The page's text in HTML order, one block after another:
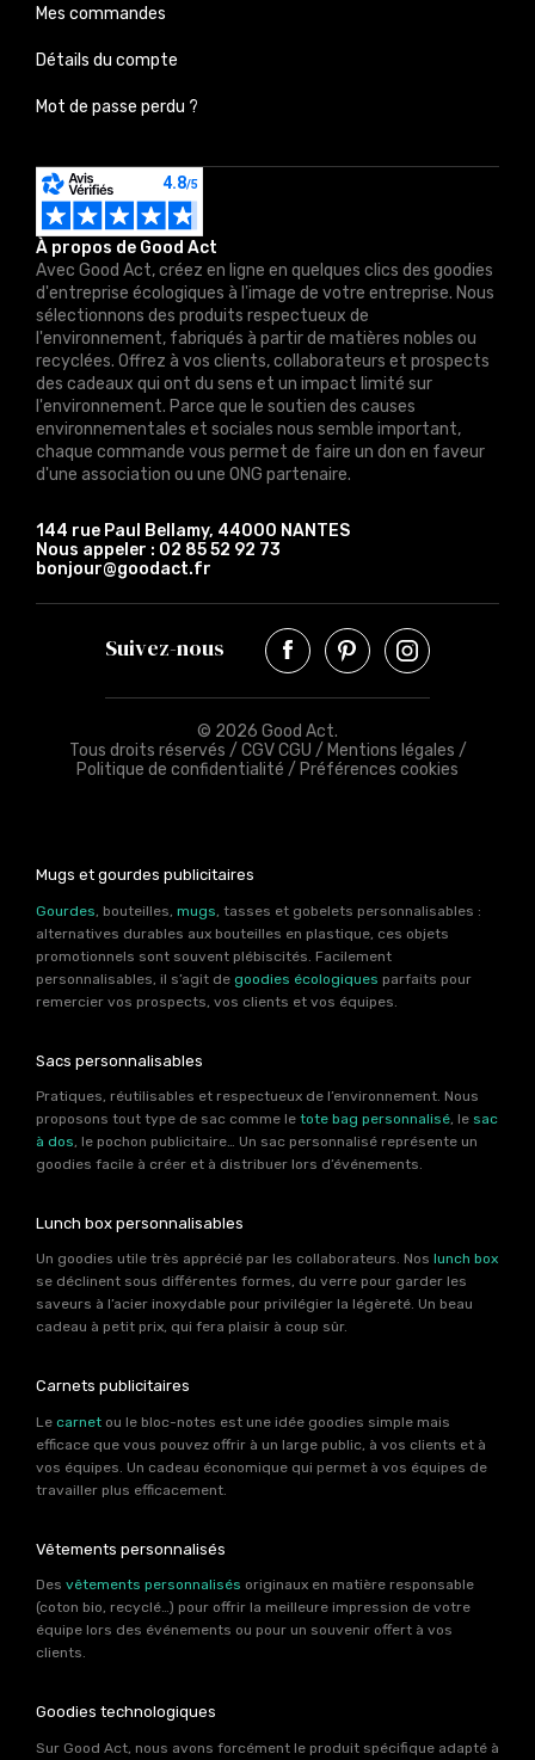
À propos de Good Act
Avec Good Act, créez en ligne en quelques clics des goodies
d'entreprise écologiques à l'image de votre entreprise. Nous
sélectionnons des produits respectueux de
l'environnement, fabriqués à partir de matières nobles ou
recyclées. Offrez à vos clients, collaborateurs et prospects
des cadeaux qui ont du sens et un impact limité sur
l'environnement. Parce que le soutien des causes
environnementales et sociales nous semble important,
chaque commande vous permet de faire un don en faveur
d'une association ou une ONG partenaire.
144 rue Paul Bellamy, 44000 NANTES
Nous appeler : 02 85 52 92 73
bonjour@goodact.fr
Mes commandes
Détails du compte
Mot de passe perdu ?
Suivez-nous
© 2026 Good Act.
Tous droits réservés / CGV CGU / Mentions légales /
Politique de confidentialité / Préférences cookies
Mugs et gourdes publicitaires
Gourdes , bouteilles, mugs , tasses et gobelets personnalisables :
alternatives durables aux bouteilles en plastique, ces objets
promotionnels sont souvent plébiscités. Facilement
personnalisables, il s’agit de goodies écologiques parfaits pour
remercier vos prospects, vos clients et vos équipes.
Sacs personnalisables
Pratiques, réutilisables et respectueux de l’environnement. Nous
proposons tout type de sac comme le tote bag personnalisé, le sac
à dos, le pochon publicitaire… Un sac personnalisé représente un
goodies facile à créer et à distribuer lors d’événements.
Lunch box personnalisables
Un goodies utile très apprécié par les collaborateurs. Nos lunch box
se déclinent sous différentes formes, du verre pour garder les
saveurs à l’acier inoxydable pour privilégier la légèreté. Un beau
cadeau à petit prix, qui fera plaisir à coup sûr.
Carnets publicitaires
Le carnet ou le bloc-notes est une idée goodies simple mais
efficace que vous pouvez offrir à un large public, à vos clients et à
vos équipes. Un cadeau économique qui permet à vos équipes de
travailler plus efficacement.
Vêtements personnalisés
Des vêtements personnalisés originaux en matière responsable
(coton bio, recyclé…) pour offrir la meilleure impression de votre
équipe lors des événements ou pour un souvenir offert à vos
clients.
Goodies technologiques
Sur Good Act, nous avons forcément le produit spécifique adapté à